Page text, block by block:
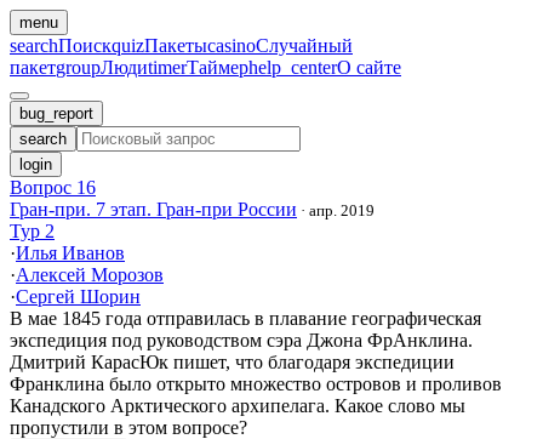
menu
searchПоискquizПакетыcasinoСлучайный
пакетgroupЛюдиtimerТаймерhelp_centerО сайте
bug_report
search
login
Вопрос 16
Гран-при. 7 этап. Гран-при России · апр. 2019
Тур 2
·Илья Иванов
·Алексей Морозов
·Сергей Шорин
В мае 1845 года отправилась в плавание географическая
экспедиция под руководством сэра Джона ФрАнклина.
Дмитрий КарасЮк пишет, что благодаря экспедиции
Франклина было открыто множество островов и проливов
Канадского Арктического архипелага. Какое слово мы
пропустили в этом вопросе?